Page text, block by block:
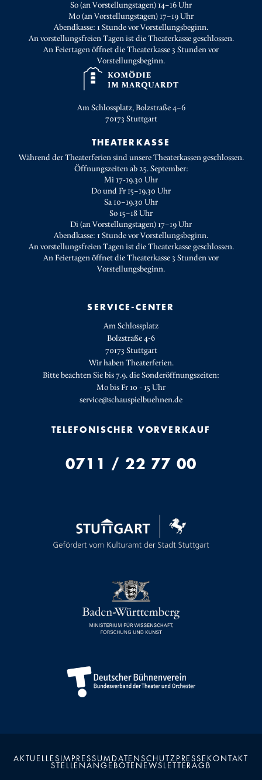
So (an Vorstellungstagen) 14–16 Uhr
Mo (an Vorstellungstagen) 17–19 Uhr
Abendkasse: 1 Stunde vor Vorstellungsbeginn.
An vorstellungsfreien Tagen ist die Theaterkasse geschlossen.
An Feiertagen öffnet die Theaterkasse 3 Stunden vor
Vorstellungsbeginn.
Am Schlossplatz, Bolzstraße 4–6
70173 Stuttgart
THEATERKASSE
Während der Theaterferien sind unsere Theaterkassen geschlossen.
Öffnungszeiten ab 25. September:
Mi 17-19.30 Uhr
Do und Fr 15–19.30 Uhr
Sa 10–19.30 Uhr
So 15–18 Uhr
Di (an Vorstellungstagen) 17–19 Uhr
Abendkasse: 1 Stunde vor Vorstellungsbeginn.
An vorstellungsfreien Tagen ist die Theaterkasse geschlossen.
An Feiertagen öffnet die Theaterkasse 3 Stunden vor
Vorstellungsbeginn.
SERVICE-CENTER
Am Schlossplatz
Bolzstraße 4-6
70173 Stuttgart
Wir haben Theaterferien.
Bitte beachten Sie bis 7.9. die Sonderöffnungszeiten:
Mo bis Fr 10 - 15 Uhr
service@schauspielbuehnen.de
TELEFONISCHER VORVERKAUF
0711 / 22 77 00
AKTUELLESIMPRESSUMDATENSCHUTZPRESSE KONTAKT
STELLENANGEBOTE NEWSLETTERAGB